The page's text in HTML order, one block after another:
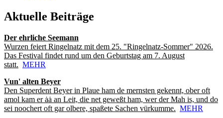
Aktuelle Beiträge
Der ehrliche Seemann
Wurzen feiert Ringelnatz mit dem 25. "Ringelnatz-Sommer" 2026.
Das Festival findet rund um den Geburtstag am 7. August
statt. MEHR
Vun' alten Beyer
Den Superdent Beyer in Plaue ham de mernsten gekennt, ober oft
amol kam er ȧȧ an Leit, die net geweßt ham, wer der Mah is, und do
sei noochert oft gar olbere, spaßete Sachen vürkumme. MEHR